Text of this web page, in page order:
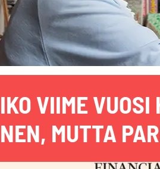
VIIME VUOSI
MUTTA